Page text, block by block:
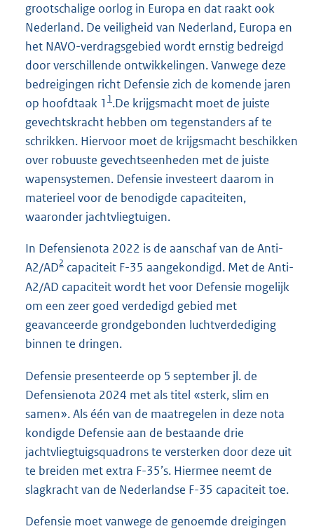
grootschalige oorlog in Europa en dat raakt ook
Nederland. De veiligheid van Nederland, Europa en
het NAVO-verdragsgebied wordt ernstig bedreigd
door verschillende ontwikkelingen. Vanwege deze
bedreigingen richt Defensie zich de komende jaren
op hoofdtaak 1 1.De krijgsmacht moet de juiste
gevechtskracht hebben om tegenstanders af te
schrikken. Hiervoor moet de krijgsmacht beschikken
over robuuste gevechtseenheden met de juiste
wapensystemen. Defensie investeert daarom in
materieel voor de benodigde capaciteiten,
waaronder jachtvliegtuigen.
In Defensienota 2022 is de aanschaf van de Anti-
A2/AD2 capaciteit F-35 aangekondigd. Met de Anti-
A2/AD capaciteit wordt het voor Defensie mogelijk
om een zeer goed verdedigd gebied met
geavanceerde grondgebonden luchtverdediging
binnen te dringen.
Defensie presenteerde op 5 september jl. de
Defensienota 2024 met als titel «sterk, slim en
samen». Als één van de maatregelen in deze nota
kondigde Defensie aan de bestaande drie
jachtvliegtuigsquadrons te versterken door deze uit
te breiden met extra F-35’s. Hiermee neemt de
slagkracht van de Nederlandse F-35 capaciteit toe.
Defensie moet vanwege de genoemde dreigingen